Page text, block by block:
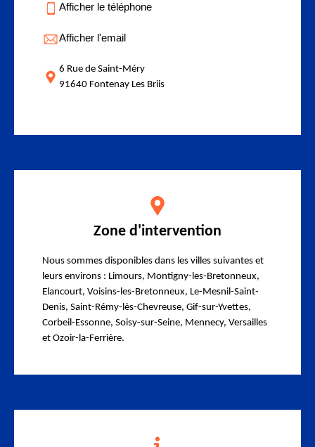
Afficher le téléphone
Afficher l'email
6 Rue de Saint-Méry
91640 Fontenay Les Briis
Zone d'intervention
Nous sommes disponibles dans les villes suivantes et
leurs environs : Limours, Montigny-les-Bretonneux,
Elancourt, Voisins-les-Bretonneux, Le-Mesnil-Saint-
Denis, Saint-Rémy-lès-Chevreuse, Gif-sur-Yvettes,
Corbeil-Essonne, Soisy-sur-Seine, Mennecy, Versailles
et Ozoir-la-Ferrière.